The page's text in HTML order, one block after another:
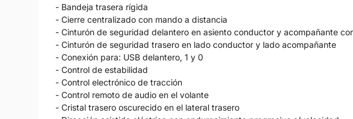
- Bandeja trasera rígida
- Cierre centralizado con mando a distancia
- Cinturón de seguridad delantero en asiento conductor y acompañante
- Cinturón de seguridad trasero en lado conductor y lado acompañante
- Conexión para: USB delantero, 1 y 0
- Control de estabilidad
- Control electrónico de tracción
- Control remoto de audio en el volante
- Cristal trasero oscurecido en el lateral trasero